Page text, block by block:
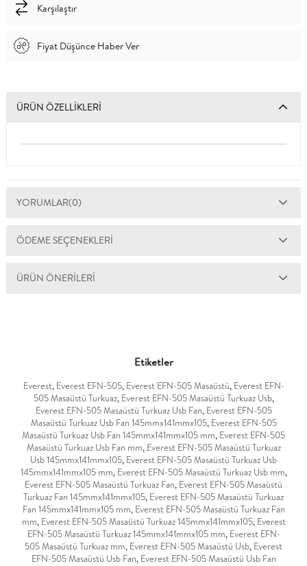
Karşılaştır
Fiyat Düşünce Haber Ver
ÜRÜN ÖZELLIKLERI
YORUMLAR(0)
ÖDEME SEÇENEKLERI
ÜRÜN ÖNERILERI
Etiketler
Everest, Everest EFN-505, Everest EFN-505 Masaüstü, Everest EFN-
505 Masaüstü Turkuaz, Everest EFN-505 Masaüstü Turkuaz Usb,
Everest EFN-505 Masaüstü Turkuaz Usb Fan, Everest EFN-505
Masaüstü Turkuaz Usb Fan 145mmx141mmx105, Everest EFN-505
Masaüstü Turkuaz Usb Fan 145mmx141mmx105 mm, Everest EFN-505
Masaüstü Turkuaz Usb Fan mm, Everest EFN-505 Masaüstü Turkuaz
Usb 145mmx141mmx105, Everest EFN-505 Masaüstü Turkuaz Usb
145mmx141mmx105 mm, Everest EFN-505 Masaüstü Turkuaz Usb mm,
Everest EFN-505 Masaüstü Turkuaz Fan, Everest EFN-505 Masaüstü
Turkuaz Fan 145mmx141mmx105, Everest EFN-505 Masaüstü Turkuaz
Fan 145mmx141mmx105 mm, Everest EFN-505 Masaüstü Turkuaz Fan
mm, Everest EFN-505 Masaüstü Turkuaz 145mmx141mmx105, Everest
EFN-505 Masaüstü Turkuaz 145mmx141mmx105 mm, Everest EFN-
505 Masaüstü Turkuaz mm, Everest EFN-505 Masaüstü Usb, Everest
EFN-505 Masaüstü Usb Fan, Everest EFN-505 Masaüstü Usb Fan